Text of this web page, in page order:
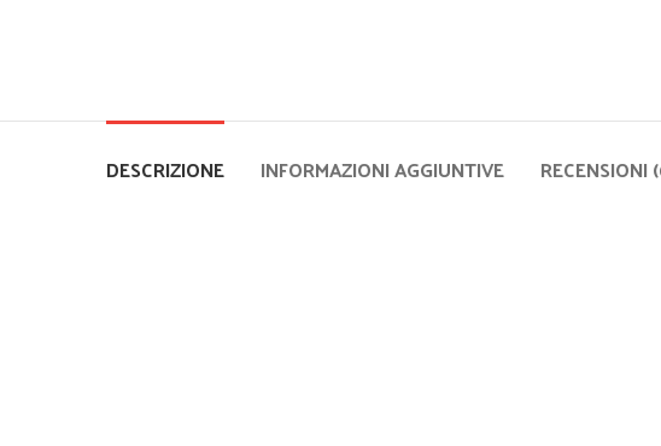
DESCRIZIONE INFORMAZIONI AGGIUNTIVE RECENSIONI